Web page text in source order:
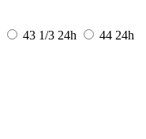
43 1/3 24h 44 24h